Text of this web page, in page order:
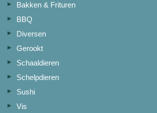
Bakken & Frituren
BBQ
Diversen
Gerookt
Schaaldieren
Schelpdieren
Sushi
Vis